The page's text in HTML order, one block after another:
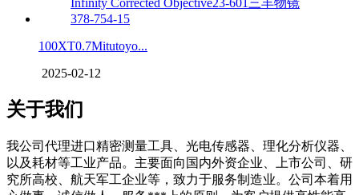
100XT0.7Mitutoyo...
2025-02-12
关于我们
我公司代理进口精密测量工具、光电传感器、理化分析仪器、
以及耗材等工业产品。主要面向国内外资企业、上市公司、研
究所高校、航天军工企业等，致力于服务制造业。公司本着用